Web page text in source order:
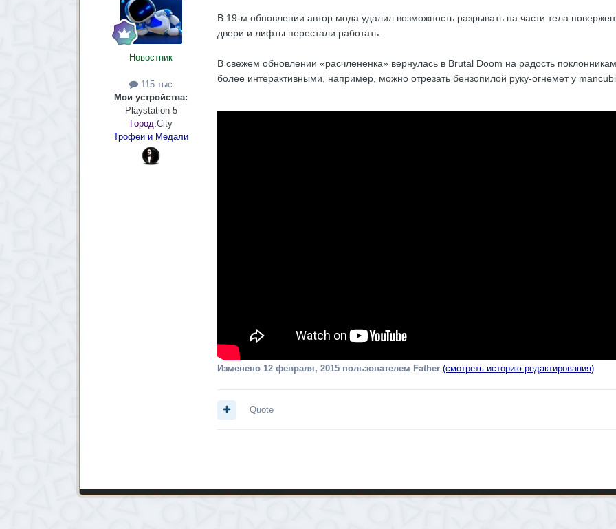
Новостник
115 тыс
Мои устройства:
Playstation 5
Город:City
Трофеи и Медали
В 19-м обновлении автор мода удалил возможность разрывать на части тела
двери и лифты перестали работать.
В свежем обновлении «расчлененка» вернулась в Brutal Doom на радость
более интерактивными, например, можно отрезать бензопилой руку-огнемет у
Изменено 12 февраля, 2015пользователем Father (смотреть историю редактирования)
Quote